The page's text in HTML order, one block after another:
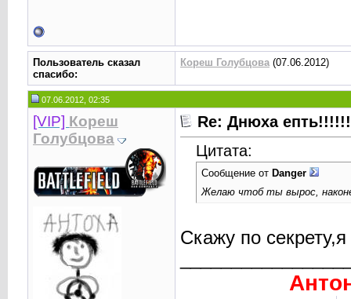
Пользователь сказал
cпасибо:
Кореш Голубцова(07.06.2012)
07.06.2012, 02:35
[VIP] Кореш
Голубцова
Re: Днюха
Цитата:
Сообщение от Danger
Желаю чтоб ты вырос,
Скажу по